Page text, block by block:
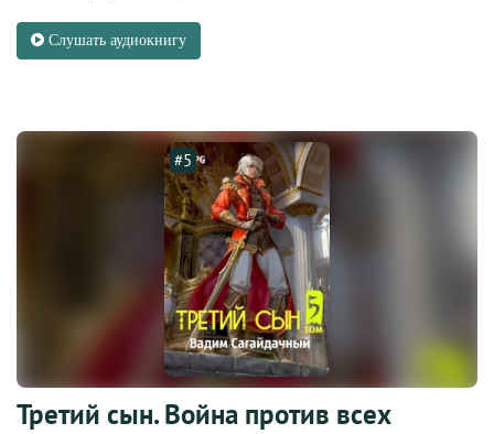
Слушать аудиокнигу
#5
Третий сын. Война против всех